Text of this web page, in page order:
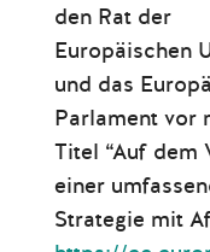
den Rat der
Europäischen
und das
Parlament vor
Titel “Auf dem
einer
Strategie mit